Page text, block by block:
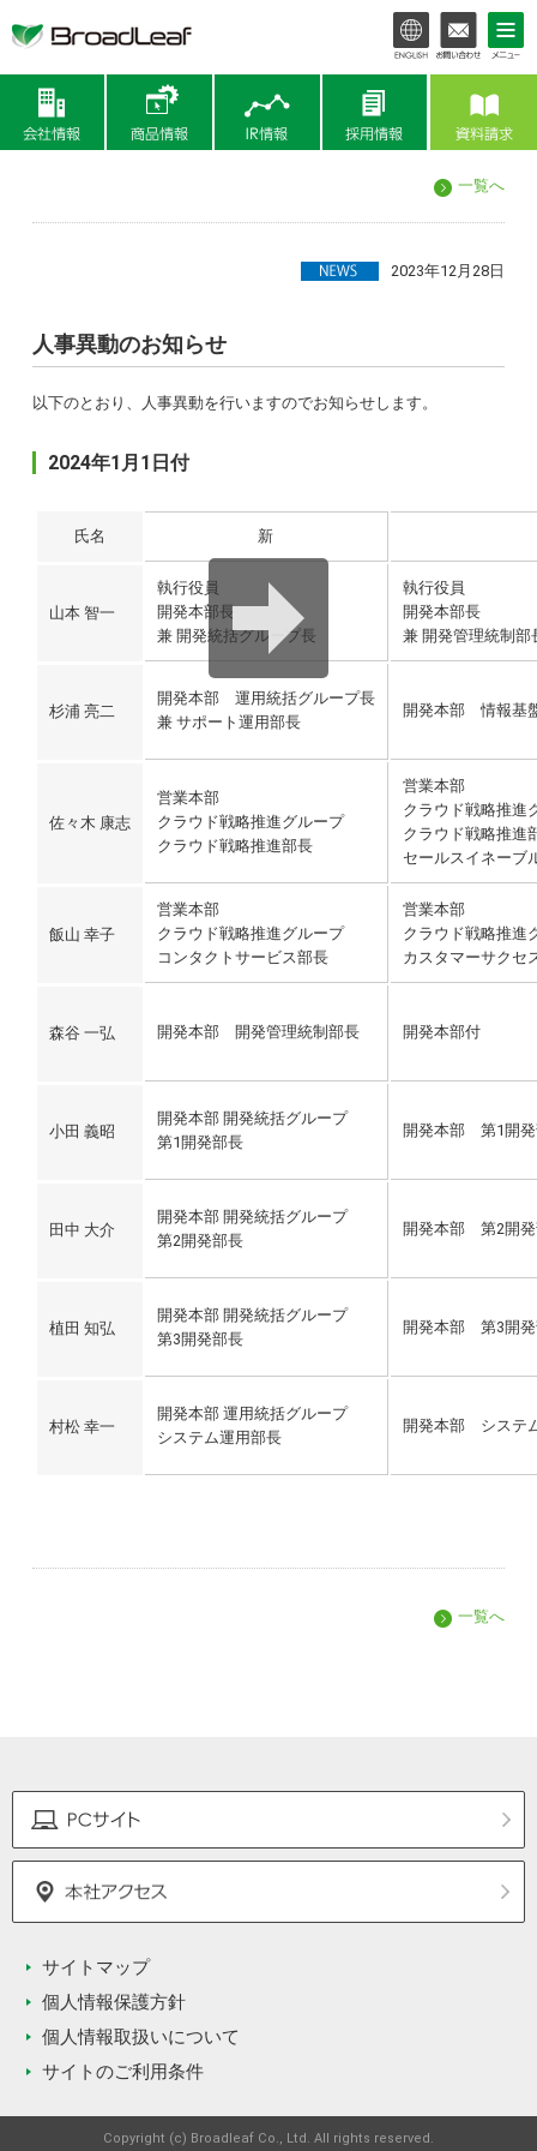
商品情報
一覧へ
2023年12月28日
人事異動のお知らせ
以下のとおり、人事異動を行いますのでお知らせします。
2024年1月1日付
氏名 新
山本 智一
執行役員
開発本部長
兼 開発統括グループ長
執行役員
開発本部長
兼 開発管
杉浦 亮二
開発本部 運用統括グループ長
兼 サポート運用部長
開発本部 情報基
佐々木 康志
営業本部
クラウド戦略推進グループ
クラウド戦略推進部長
営業本部
クラウド戦略推
クラウド戦略推
セールスイネーブ
飯山 幸子
営業本部
クラウド戦略推進グループ
コンタクトサービス部長
営業本部
クラウド戦略推
カスタマーサクセ
森谷 一弘 開発本部 開発管理統制部長 開発本部付
小田 義昭
開発本部 開発統括グループ
第1開発部長
開発本部 第1開発
田中 大介
開発本部 開発統括グループ
第2開発部長
開発本部 第2開発
植田 知弘
開発本部 開発統括グループ
第3開発部長
開発本部 第3開発
村松 幸一
開発本部 運用統括グループ
システム運用部長
開発
一覧へ
サイトマップ
個人情報保護方針
個人情報取扱いについて
サイトのご利用条件
Copyright (c) Broadleaf Co., Ltd. All rights reserved.